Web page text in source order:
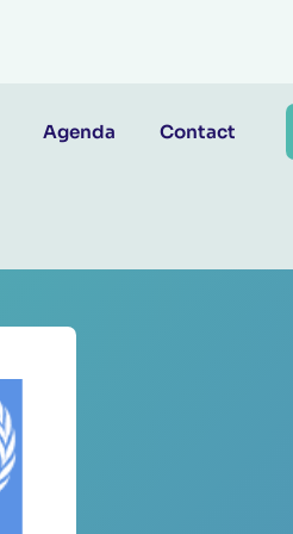
Agenda Contact